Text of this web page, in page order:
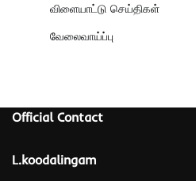
விளையாட்டு செய்திகள்
வேலைவாய்ப்பு
Official Contact
L.koodalingam